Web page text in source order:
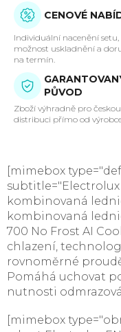
CENOVÉ
Individuální nacenění setu,
možnost uskladnění a
na termín.
PŮVOD
Zboží výhradně pro českou
distribuci přímo od
[mimebox
subtitle="Electrolux
kombinovaná
kombinovaná
700 No Frost AI
chlazení,
rovnoměrné
Pomáhá uchovat
nutnosti
[mimebox